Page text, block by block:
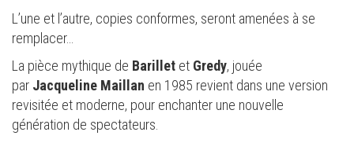
L’une et l’autre, copies conformes, seront amenées à se
remplacer…
La pièce mythique de Barillet et Gredy, jouée
par Jacqueline Maillan en 1985 revient dans une version
revisitée et moderne, pour enchanter une nouvelle
génération de spectateurs.